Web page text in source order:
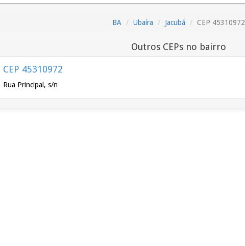
BA Ubaíra Jacubá CEP 45310972
Outros CEPs no bairro
CEP 45310972
Rua Principal, s/n